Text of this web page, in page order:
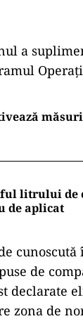
a
litrului
de aplicat
de
declarate
zona de